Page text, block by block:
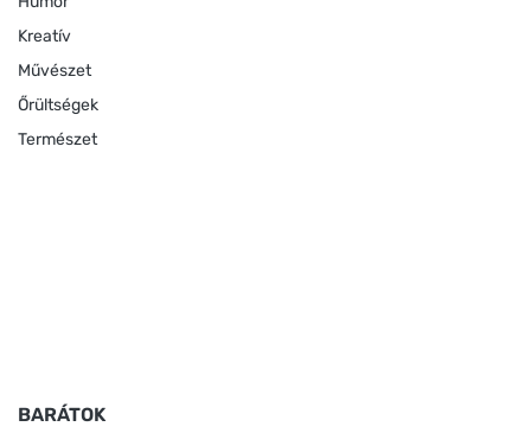
Kreatív
Művészet
Őrültségek
Természet
BARÁTOK